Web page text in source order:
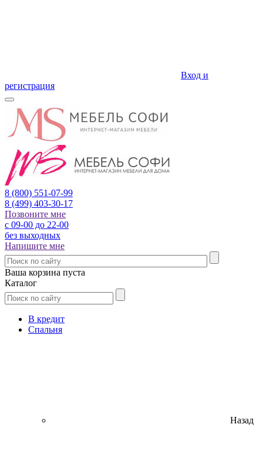
Вход и
регистрация
8 (800) 551-07-99
8 (499) 403-30-17
Позвоните мне
с 09-00 до 22-00
без выходных
Напишите мне
Ваша корзина пуста
Каталог
В кредит
Спальня
Назад